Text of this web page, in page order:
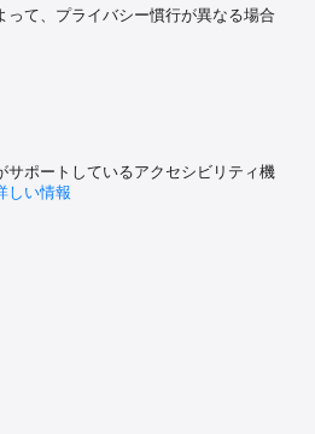
って、プライバシー慣行が異なる場合
サポートしているアクセシビリティ機
しい情報